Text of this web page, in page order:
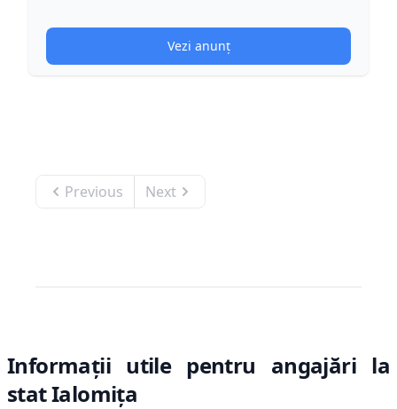
Vezi anunț
Previous Next
Informații utile pentru angajări la
statIalomiţa